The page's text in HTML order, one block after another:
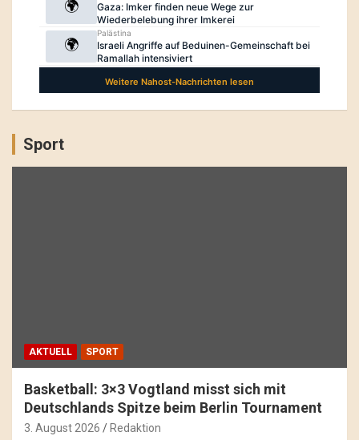
Sport
AKTUELL SPORT
Basketball: 3×3 Vogtland misst sich mit
Deutschlands Spitze beim Berlin Tournament
3. August 2026 Redaktion